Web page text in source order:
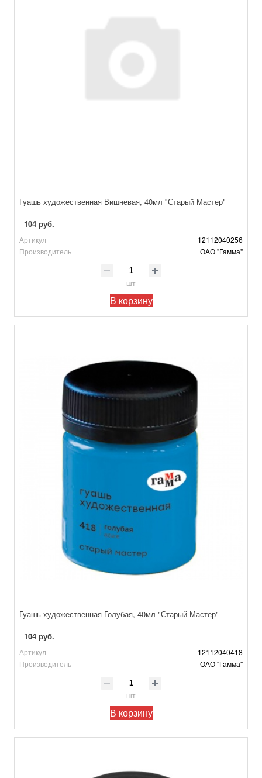
Гуашь художественная Вишневая, 40мл "Старый Мастер"
104 руб.
Артикул
12112040256
Производитель
ОАО "Гамма"
шт
В корзину
Гуашь художественная Голубая, 40мл "Старый Мастер"
104 руб.
Артикул
12112040418
Производитель
ОАО "Гамма"
шт
В корзину